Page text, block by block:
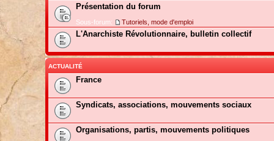
Présentation du forum
Sous-forum: Tutoriels, mode d'emploi
L'Anarchiste Révolutionnaire, bulletin collectif
ACTUALITÉ
France
Syndicats, associations, mouvements sociaux
Organisations, partis, mouvements politiques